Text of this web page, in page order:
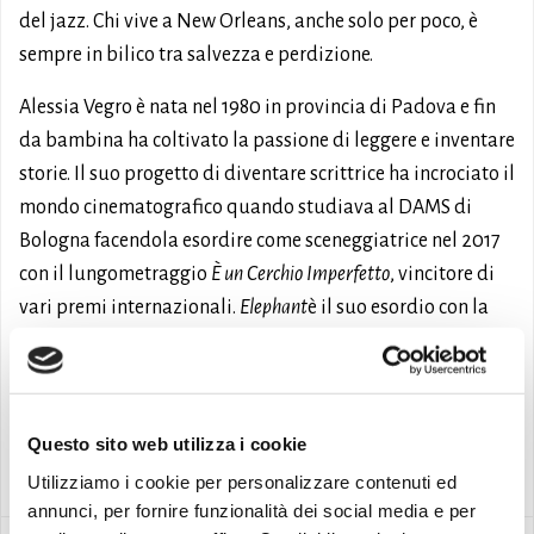
Questo sito web utilizza i cookie
Utilizziamo i cookie per personalizzare contenuti ed
annunci, per fornire funzionalità dei social media e per
del jazz. Chi vive a New Orleans, anche solo per poco, è
sempre in bilico tra salvezza e perdizione.
Alessia Vegro è nata nel 1980 in provincia di Padova e fin
da bambina ha coltivato la passione di leggere e inventare
storie. Il suo progetto di diventare scrittrice ha incrociato il
mondo cinematografico quando studiava al DAMS di
Bologna facendola esordire come sceneggiatrice nel 2017
con il lungometraggio È un Cerchio Imperfetto, vincitore di
vari premi internazionali. Elephantè il suo esordio con la
carta stampata.
http://www.youtube.com/embed/nO6ST8-ruvE